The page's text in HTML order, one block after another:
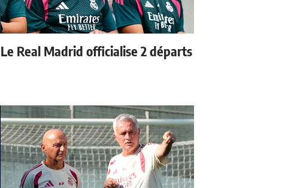
Le Real Madrid officialise 2 départs